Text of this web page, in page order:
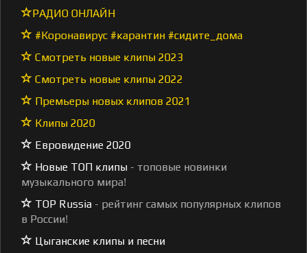
РАДИО ОНЛАЙН
#Коронавирус #карантин #сидите_дома
Смотреть новые клипы 2023
Смотреть новые клипы 2022
Премьеры новых клипов 2021
Клипы 2020
Евровидение 2020
Новые ТОП клипы - топовые новинки
музыкального мира!
TOP Russia - рейтинг самых популярных клипов
в России!
Цыганские клипы и песни